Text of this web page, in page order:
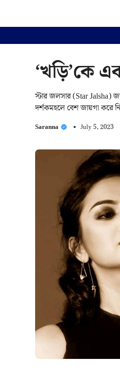
‘খড়ি’কে
স্টার জলসার (Star Jalsha)
দর্শকমহলে বেশ জায়গা করে
Saranna July 5, 2023